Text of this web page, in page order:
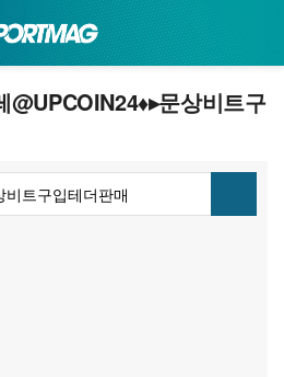
문상비트구